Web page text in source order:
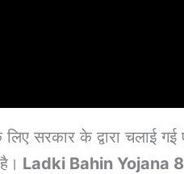
सरकार के द्वारा चलाई
Ladki Bahin Yojana